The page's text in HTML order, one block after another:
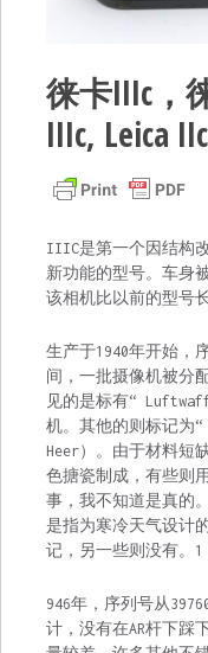
徕卡IIIc，
IIIc, Leica
IIIC是第一个因结构
新功能的型号。车身
该相机比以前的型号
生产于1940年开始，
间，一批摄像机被分
见的是标有“
机。其他的则标记为“
Heer）。由于材料短
色搪瓷制成，有些则
事，我不知道是真的
是指为寒冷天气设计
记，另一些则没有。1
946年，序列号从
计，没有在AR杆下踩